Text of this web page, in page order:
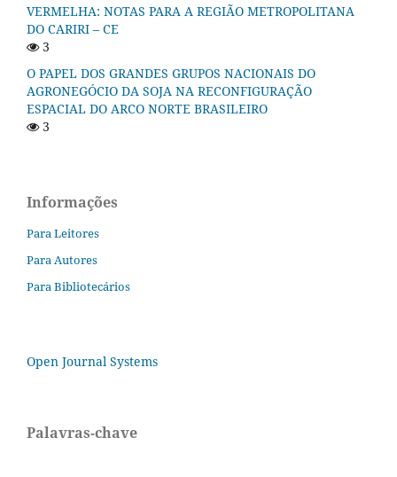
VERMELHA: NOTAS PARA A REGIÃO METROPOLITANA
DO CARIRI – CE
3
O PAPEL DOS GRANDES GRUPOS NACIONAIS DO
AGRONEGÓCIO DA SOJA NA RECONFIGURAÇÃO
ESPACIAL DO ARCO NORTE BRASILEIRO
3
Informações
Para Leitores
Para Autores
Para Bibliotecários
Open Journal Systems
Palavras-chave